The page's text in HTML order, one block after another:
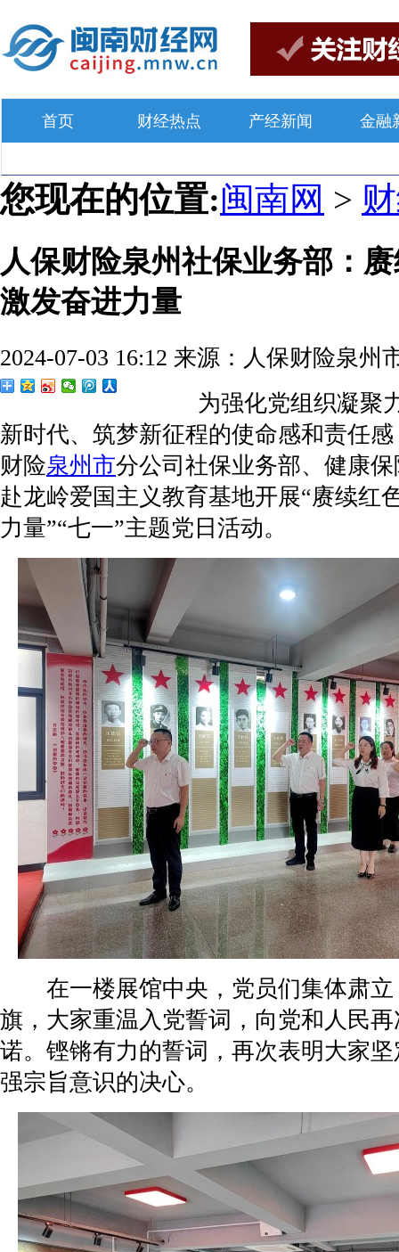
首页 财经热点 产经新闻 金融
您现在的位置:闽南网 >
人保财险泉州社保业务部：
激发奋进力量
2024-07-03 16:12 来源：人保财险泉州
为强化党组织凝聚
新时代、筑梦新征程的使命感和责任
财险泉州市分公司社保业务部、健康
赴龙岭爱国主义教育基地开展“赓续红
力量”“七一”主题党日活动。
在一楼展馆中央，党员们集体肃立
旗，大家重温入党誓词，向党和人民
诺。铿锵有力的誓词，再次表明大家
强宗旨意识的决心。